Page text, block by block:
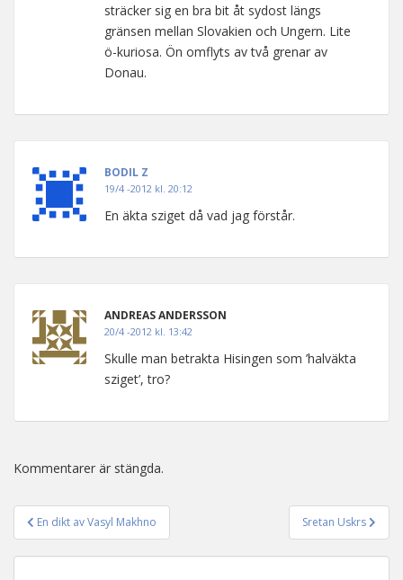
sträcker sig en bra bit åt sydost längs
gränsen mellan Slovakien och Ungern. Lite
ö-kuriosa. Ön omflyts av två grenar av
Donau.
BODIL Z
19/4 -2012 kl. 20:12
En äkta sziget då vad jag förstår.
ANDREAS ANDERSSON
20/4 -2012 kl. 13:42
Skulle man betrakta Hisingen som ’halväkta
sziget’, tro?
Kommentarer är stängda.
Inläggsnavigering
En dikt av Vasyl Makhno Sretan Uskrs